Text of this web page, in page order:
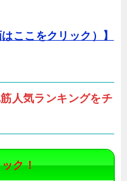
ここをクリック）】
人気ランキングをチ
ク！